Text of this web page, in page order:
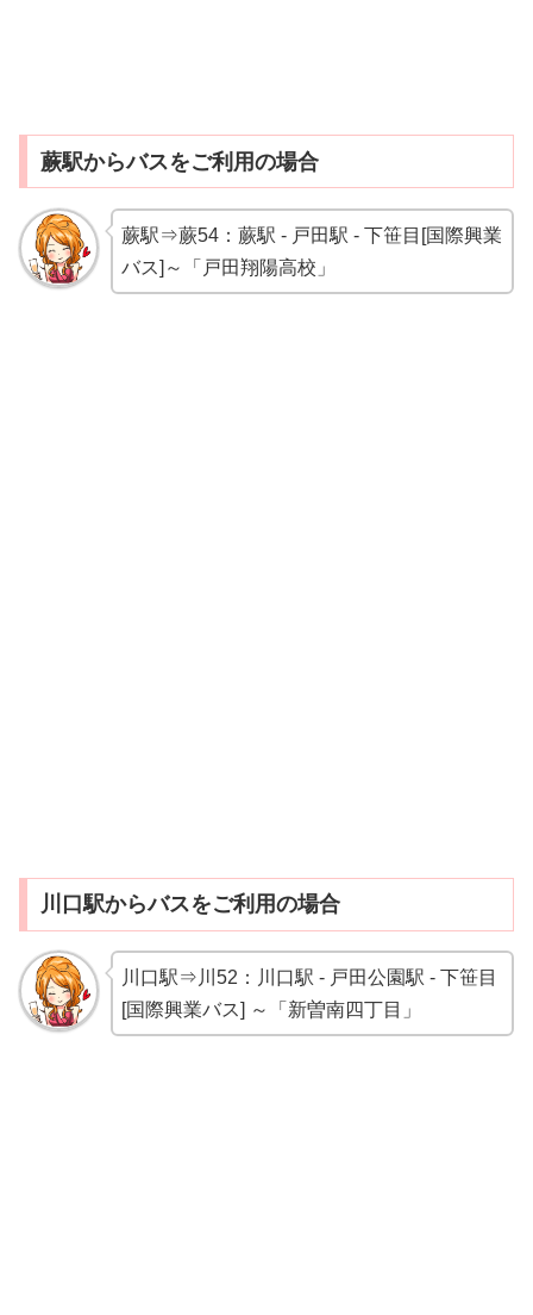
蕨駅からバスをご利用の場合
蕨駅⇒蕨54：蕨駅 - 戸田駅 - 下笹目[国際興業
バス]～「戸田翔陽高校」
川口駅からバスをご利用の場合
川口駅⇒川52：川口駅 - 戸田公園駅 - 下笹目
[国際興業バス] ～「新曽南四丁目」